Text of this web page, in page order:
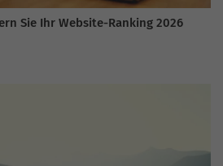
Sie Ihr Website-Ranking 2026